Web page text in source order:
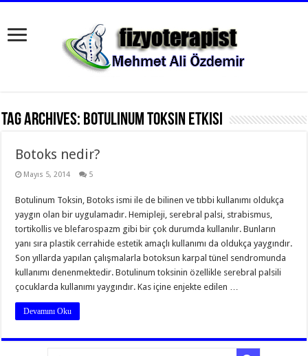
Tag Archives: Botulinum Toksin etkisi
Botoks nedir?
Mayıs 5, 2014 5
Botulinum Toksin, Botoks ismi ile de bilinen ve tıbbi kullanımı oldukça
yaygın olan bir uygulamadır. Hemipleji, serebral palsi, strabismus,
tortikollis ve blefarospazm gibi bir çok durumda kullanılır. Bunların
yanı sıra plastik cerrahide estetik amaçlı kullanımı da oldukça yaygındır.
Son yıllarda yapılan çalışmalarla botoksun karpal tünel sendromunda
kullanımı denenmektedir. Botulinum toksinin özellikle serebral palsili
çocuklarda kullanımı yaygındır. Kas içine enjekte edilen …
Devamını Oku